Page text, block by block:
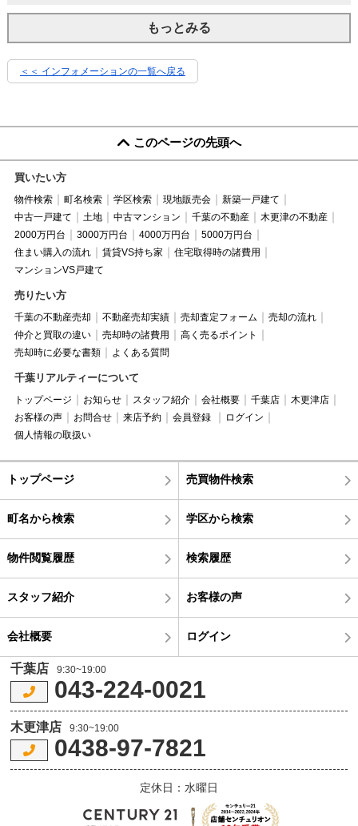
もっとみる
＜＜ インフォメーションの一覧へ戻る
このページの先頭へ
買いたい方
物件検索 町名検索 学区検索 現地販売会
新築一戸建て
中古一戸建て
土地 中古マンション 千葉の不動産
木更津の不動産
2000万円台
3000万円台 4000万円台
5000万円台
住まい購入の流れ
賃貸VS持ち家
住宅取得時の諸費用
マンションVS戸建て
売りたい方
千葉の不動産売却 不動産売却実績 売却査定フォーム
売却の流れ
仲介と買取の違い
売却時の諸費用
高く売るポイント
売却時に必要な書類
よくある質問
千葉リアルティーについて
トップページ お知らせ スタッフ紹介 会社概要 千葉店
木更津店
お客様の声
お問合せ 来店予約 会員登録
ログイン
個人情報の取扱い
トップページ 売買物件検索
町名から検索 学区から検索
物件閲覧履歴 検索履歴
スタッフ紹介 お客様の声
会社概要 ログイン
千葉店 9:30~19:00
043-224-0021
木更津店 9:30~19:00
0438-97-7821
定休日：水曜日